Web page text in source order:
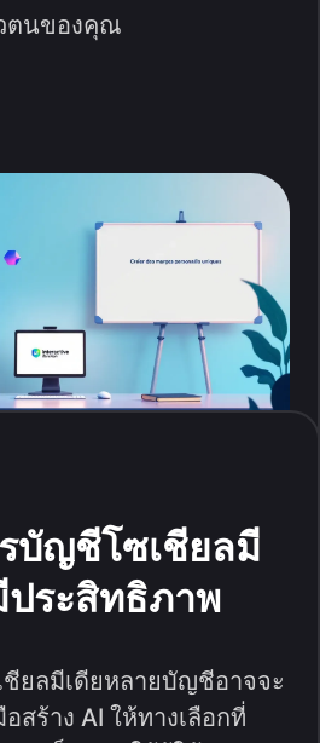
ตนของคุณ
บัญชีโซเชียลมี
ประสิทธิภาพ
ยลมีเดียหลายบัญชีอาจจะ
สร้าง AI ให้ทางเลือกที่